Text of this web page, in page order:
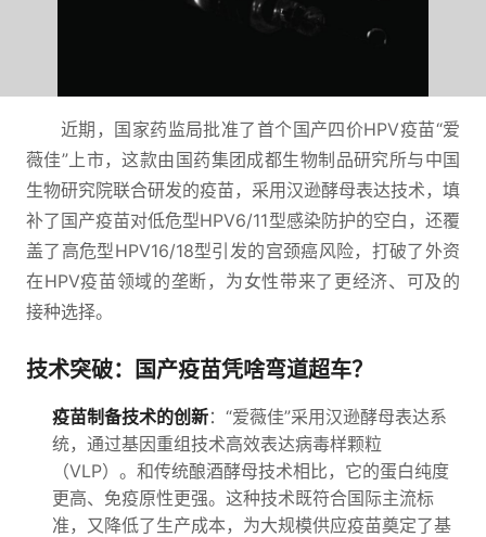
近期，国家药监局批准了首个国产四价HPV疫苗“爱
薇佳”上市，这款由国药集团成都生物制品研究所与中国
生物研究院联合研发的疫苗，采用汉逊酵母表达技术，填
补了国产疫苗对低危型HPV6/11型感染防护的空白，还覆
盖了高危型HPV16/18型引发的宫颈癌风险，打破了外资
在HPV疫苗领域的垄断，为女性带来了更经济、可及的
接种选择。
技术突破：国产疫苗凭啥弯道超车？
疫苗制备技术的创新：“爱薇佳”采用汉逊酵母表达系
统，通过基因重组技术高效表达病毒样颗粒
（VLP）。和传统酿酒酵母技术相比，它的蛋白纯度
更高、免疫原性更强。这种技术既符合国际主流标
准，又降低了生产成本，为大规模供应疫苗奠定了基